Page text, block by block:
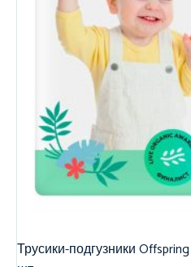
Трусики-подгузники